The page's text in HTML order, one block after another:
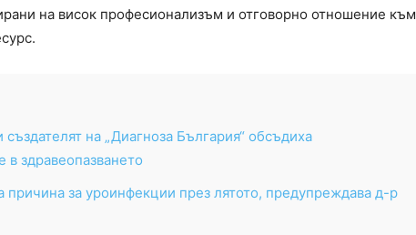
на висок професионализъм и отговорно отношение към
на „Диагноза България“ обсъдиха
в здравеопазването
причина за уроинфекции през лятото, предупреждава д-р